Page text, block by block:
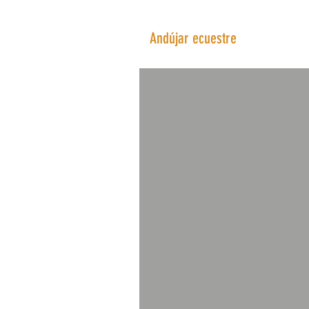
Andújar ecuestre